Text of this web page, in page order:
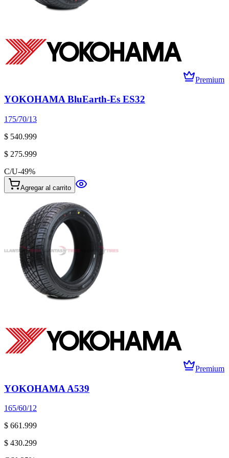
Premium
YOKOHAMA BluEarth-Es ES32
175/70/13
$ 540.999
$ 275.999
C/U-49%
Agregar al carrito
Premium
YOKOHAMA A539
165/60/12
$ 661.999
$ 430.299